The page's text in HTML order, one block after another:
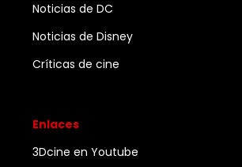
Noticias de DC
Noticias de Disney
Críticas de cine
Enlaces
3Dcine en Youtube